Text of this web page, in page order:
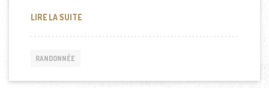
LIRE LA SUITELA FIN DES ASCENSIONS DE L’EVEREST ?
RANDONNÉE